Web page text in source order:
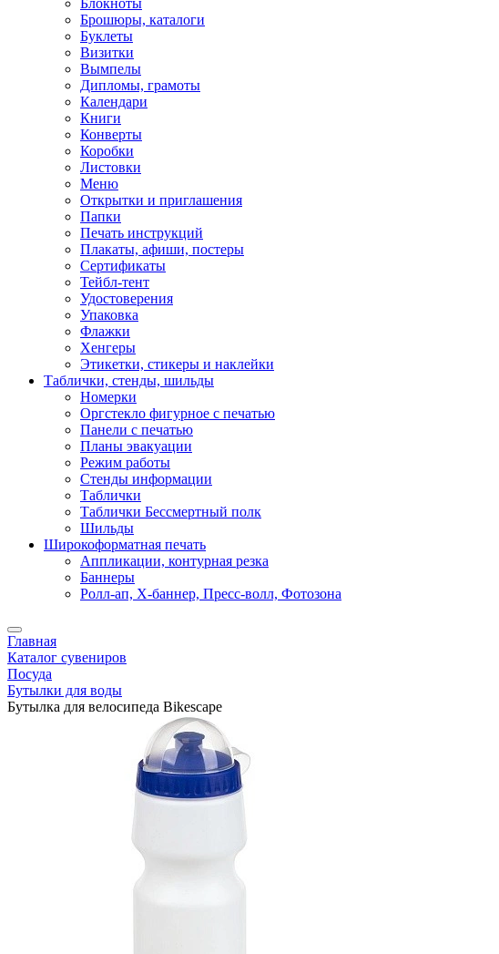
Блокноты
Брошюры, каталоги
Буклеты
Визитки
Вымпелы
Дипломы, грамоты
Календари
Книги
Конверты
Коробки
Листовки
Меню
Открытки и приглашения
Папки
Печать инструкций
Плакаты, афиши, постеры
Сертификаты
Тейбл-тент
Удостоверения
Упаковка
Флажки
Хенгеры
Этикетки, стикеры и наклейки
Таблички, стенды, шильды
Номерки
Оргстекло фигурное с печатью
Панели с печатью
Планы эвакуации
Режим работы
Стенды информации
Таблички
Таблички Бессмертный полк
Шильды
Широкоформатная печать
Аппликации, контурная резка
Баннеры
Ролл-ап, X-баннер, Пресс-волл, Фотозона
Главная
Каталог сувениров
Посуда
Бутылки для воды
Бутылка для велосипеда Bikescape